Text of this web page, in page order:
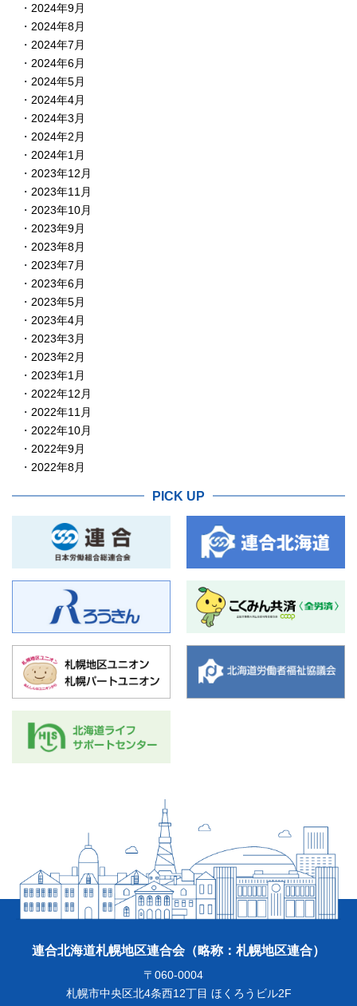
2024年9月
2024年8月
2024年7月
2024年6月
2024年5月
2024年4月
2024年3月
2024年2月
2024年1月
2023年12月
2023年11月
2023年10月
2023年9月
2023年8月
2023年7月
2023年6月
2023年5月
2023年4月
2023年3月
2023年2月
2023年1月
2022年12月
2022年11月
2022年10月
2022年9月
2022年8月
PICK UP
連合北海道札幌地区連合会（略称：札幌地区連合）
〒060-0004
札幌市中央区北4条西12丁目 ほくろうビル2F